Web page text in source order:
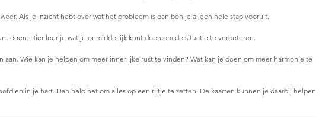
Als je inzicht hebt over wat het probleem is dan ben je al een hele stap vooruit.
doen: Hier leer je wat je onmiddellijk kunt doen om de situatie te verbeteren.
aan. Wie kan je helpen om meer innerlijke rust te vinden? Wat kan je doen om meer harmonie te
en in je hart. Dan help het om alles op een rijtje te zetten. De kaarten kunnen je daarbij helpen.